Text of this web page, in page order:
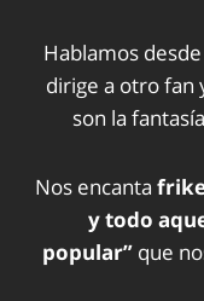
Hablamos
dirige a otro fan
son la
Nos encanta
y todo
popular” que